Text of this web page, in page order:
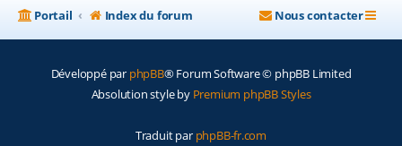
Portail Index du forum Nous contacter
Développé par phpBB® Forum Software © phpBB Limited
Absolution style by Premium phpBB Styles
Traduit par phpBB-fr.com